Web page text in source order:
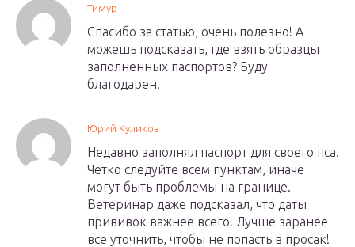
Тимур
Спасибо за статью, очень полезно! А
можешь подсказать, где взять образцы
заполненных паспортов? Буду
благодарен!
Юрий Куликов
Недавно заполнял паспорт для своего пса.
Четко следуйте всем пунктам, иначе
могут быть проблемы на границе.
Ветеринар даже подсказал, что даты
прививок важнее всего. Лучше заранее
все уточнить, чтобы не попасть в просак!